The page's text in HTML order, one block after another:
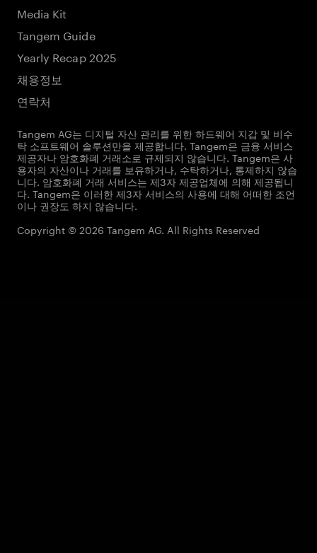
Media Kit
Tangem Guide
Yearly Recap 2025
채용정보
연락처
Tangem AG는 디지털 자산 관리를 위한 하드웨어 지갑 및 비수
탁 소프트웨어 솔루션만을 제공합니다. Tangem은 금융 서비스
제공자나 암호화폐 거래소로 규제되지 않습니다. Tangem은 사
용자의 자산이나 거래를 보유하거나, 수탁하거나, 통제하지 않습
니다. 암호화폐 거래 서비스는 제3자 제공업체에 의해 제공됩니
다. Tangem은 이러한 제3자 서비스의 사용에 대해 어떠한 조언
이나 권장도 하지 않습니다.